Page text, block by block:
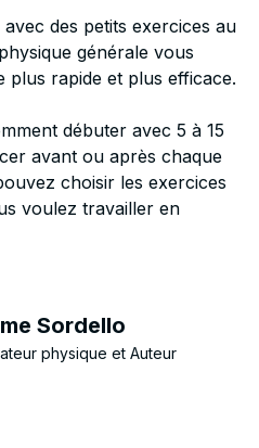
des petits exercices au
générale vous
rapide et plus efficace.
débuter avec 5 à 15
avant ou après chaque
choisir les exercices
voulez travailler en
Sordello
physique et Auteur